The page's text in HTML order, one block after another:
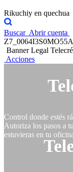
Rikuchiy en quechua
Buscar Abrir cuenta
Banner Legal
Acciones
Control donde estés
Autoriza los pasos a
estuvieras en tu